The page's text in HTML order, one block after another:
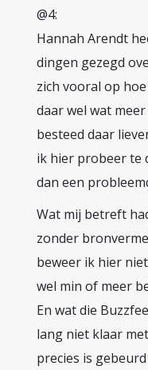
@4:
Hannah Arendt
dingen gezegd
zich vooral op
daar wel wat
besteed daar
ik hier probeer te
dan een
Wat mij betreft
zonder
beweer ik hier
wel min of meer
En wat die
lang niet klaar
precies is